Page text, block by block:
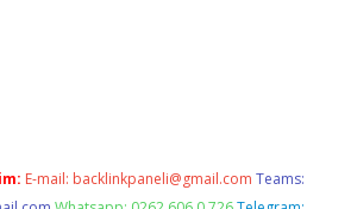
E-mail: backlinkpaneli@gmail.com Teams: